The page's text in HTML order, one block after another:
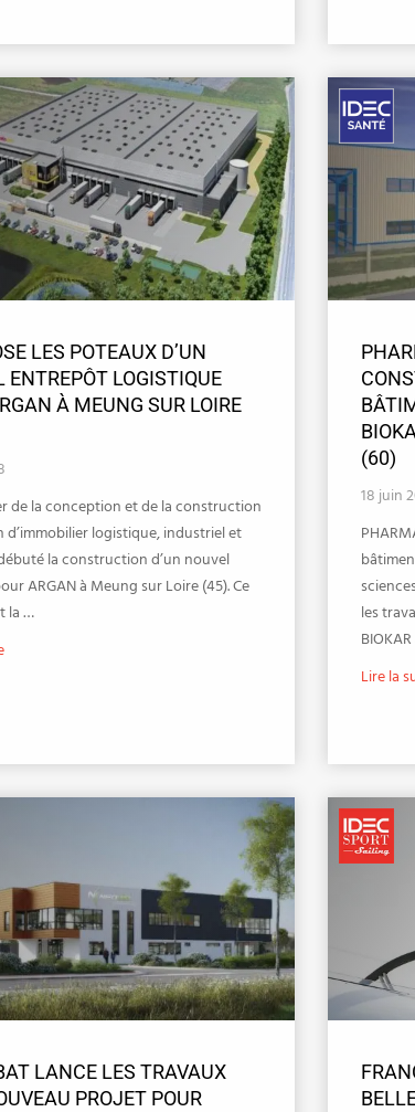
LES POTEAUX D’UN
ENTREPÔT LOGISTIQUE
À MEUNG SUR LOIRE
de la conception et de la construction
d’immobilier logistique, industriel et
la construction d’un nouvel
ARGAN à Meung sur Loire (45). Ce
la …
(60)
18 juin
les
Lire la
LANCE LES TRAVAUX
PROJET POUR